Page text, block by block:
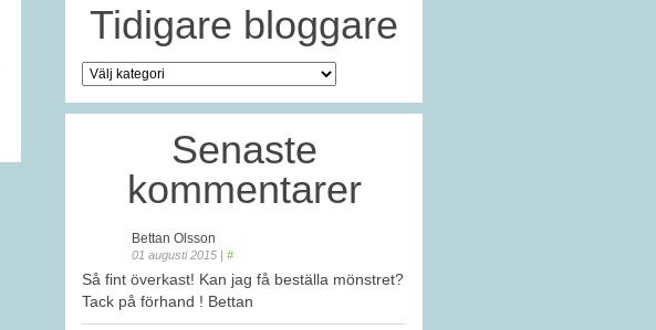
Tidigare bloggare
Tidigare
Senaste
kommentarer
Bettan Olsson
01 augusti 2015 | #
Så fint överkast! Kan jag få beställa mönstret?
Tack på förhand ! Bettan